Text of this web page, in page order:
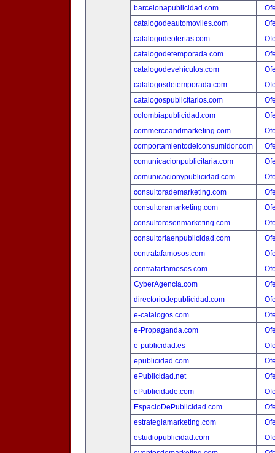
barcelonapublicidad.com
catalogodeautomoviles.com
catalogodeofertas.com
catalogodetemporada.com
catalogodevehiculos.com
catalogosdetemporada.com
catalogospublicitarios.com
colombiapublicidad.com
commerceandmarketing.com
comportamientodelconsumidor.com
comunicacionpublicitaria.com
comunicacionypublicidad.com
consultorademarketing.com
consultoramarketing.com
consultoresenmarketing.com
consultoriaenpublicidad.com
contratafamosos.com
contratarfamosos.com
CyberAgencia.com
directoriodepublicidad.com
e-catalogos.com
e-Propaganda.com
e-publicidad.es
epublicidad.com
ePublicidad.net
ePublicidade.com
EspacioDePublicidad.com
estrategiamarketing.com
estudiopublicidad.com